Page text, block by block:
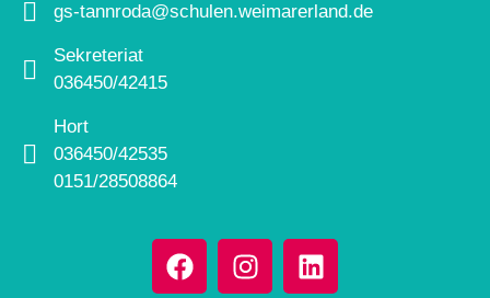
gs-tannroda@schulen.weimarerland.de
Sekreteriat
036450/42415
Hort
036450/42535
0151/28508864